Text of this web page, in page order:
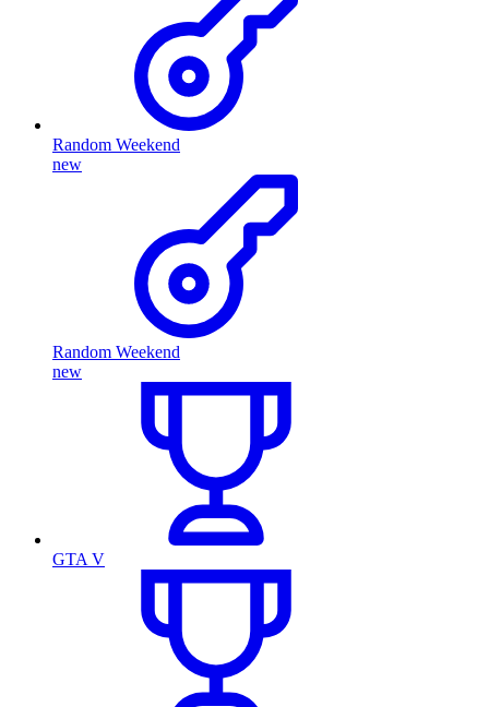
Random Weekend
new
Random Weekend
new
GTA V